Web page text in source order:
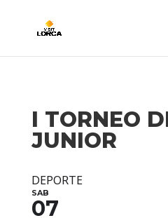
I TORNEO
JUNIOR
DEPORTE
SAB
07